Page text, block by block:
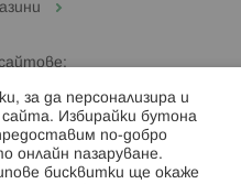
ни:
за да персонализира и
Избирайки бутона
по-добро
онлайн пазаруване.
бисквитки ще окаже